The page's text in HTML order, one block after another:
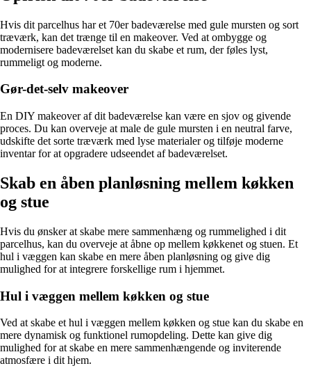
Hvis dit parcelhus har et 70er badeværelse med gule mursten og sort
træværk, kan det trænge til en makeover. Ved at ombygge og
modernisere badeværelset kan du skabe et rum, der føles lyst,
rummeligt og moderne.
Gør-det-selv makeover
En DIY makeover af dit badeværelse kan være en sjov og givende
proces. Du kan overveje at male de gule mursten i en neutral farve,
udskifte det sorte træværk med lyse materialer og tilføje moderne
inventar for at opgradere udseendet af badeværelset.
Skab en åben planløsning mellem køkken
og stue
Hvis du ønsker at skabe mere sammenhæng og rummelighed i dit
parcelhus, kan du overveje at åbne op mellem køkkenet og stuen. Et
hul i væggen kan skabe en mere åben planløsning og give dig
mulighed for at integrere forskellige rum i hjemmet.
Hul i væggen mellem køkken og stue
Ved at skabe et hul i væggen mellem køkken og stue kan du skabe en
mere dynamisk og funktionel rumopdeling. Dette kan give dig
mulighed for at skabe en mere sammenhængende og inviterende
atmosfære i dit hjem.